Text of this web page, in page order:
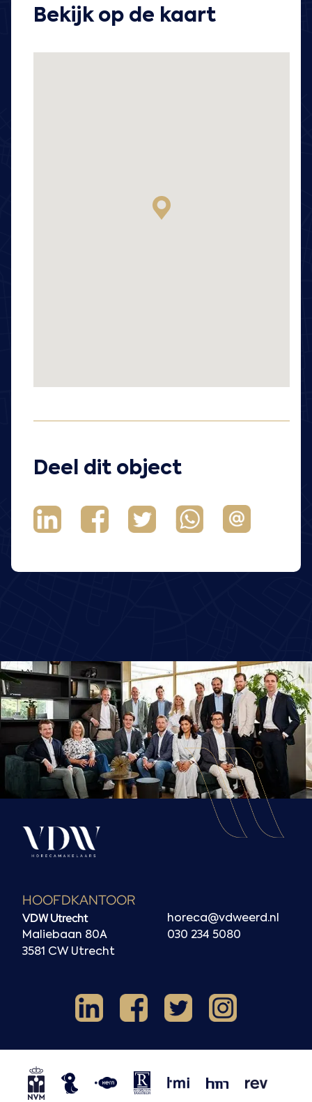
Bekijk op de kaart
Deel dit object
HOOFDKANTOOR
VDW Utrecht
Maliebaan 80A
3581 CW Utrecht
horeca@vdweerd.nl
030 234 5080
LinkedInFacebook
X Instagram
NVM
Horecaspot
Kern
NRVT
TMI HMN REV